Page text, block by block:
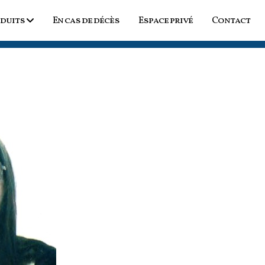
En cas de décès Espace privé Contact